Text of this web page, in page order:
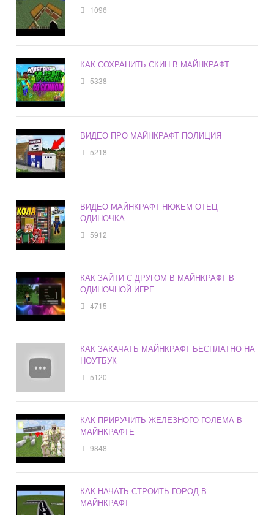
1096
КАК СОХРАНИТЬ СКИН В МАЙНКРАФТ
5338
ВИДЕО ПРО МАЙНКРАФТ ПОЛИЦИЯ
5218
ВИДЕО МАЙНКРАФТ НЮКЕМ ОТЕЦ
ОДИНОЧКА
5912
КАК ЗАЙТИ С ДРУГОМ В МАЙНКРАФТ В
ОДИНОЧНОЙ ИГРЕ
4715
КАК ЗАКАЧАТЬ МАЙНКРАФТ БЕСПЛАТНО НА
НОУТБУК
5120
КАК ПРИРУЧИТЬ ЖЕЛЕЗНОГО ГОЛЕМА В
МАЙНКРАФТЕ
9848
КАК НАЧАТЬ СТРОИТЬ ГОРОД В
МАЙНКРАФТ